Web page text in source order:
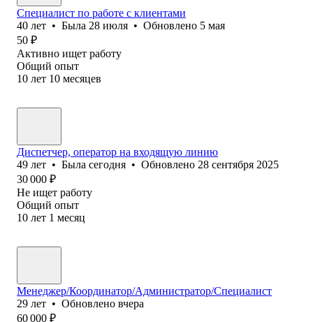
Специалист по работе с клиентами
40 лет • Была 28 июля • Обновлено 5 мая
50 ₽
Активно ищет работу
Общий опыт
10 лет 10 месяцев
Диспетчер, оператор на входящую линию
49 лет • Была сегодня • Обновлено 28 сентября 2025
30 000 ₽
Не ищет работу
Общий опыт
10 лет 1 месяц
Менеджер/Координатор/Администратор/Специалист
29 лет • Обновлено вчера
60 000 ₽